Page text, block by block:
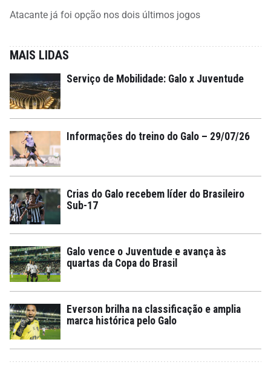
Atacante já foi opção nos dois últimos jogos
MAIS LIDAS
Serviço de Mobilidade: Galo x Juventude
Informações do treino do Galo – 29/07/26
Crias do Galo recebem líder do Brasileiro
Sub-17
Galo vence o Juventude e avança às
quartas da Copa do Brasil
Everson brilha na classificação e amplia
marca histórica pelo Galo